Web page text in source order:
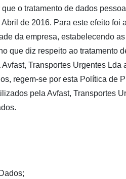
o tratamento de dados
de 2016. Para este efeito foi
da empresa, estabelecendo
que diz respeito ao tratamento
Transportes Urgentes Lda
regem-se por esta Política de
pela Avfast, Transportes